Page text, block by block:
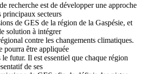
recherche est de développer une approche
principaux secteurs
de GES de la région de la Gaspésie, et
solution à intégrer
contre les changements climatiques.
pourra être appliquée
le futur. Il est essentiel que chaque région
de ses